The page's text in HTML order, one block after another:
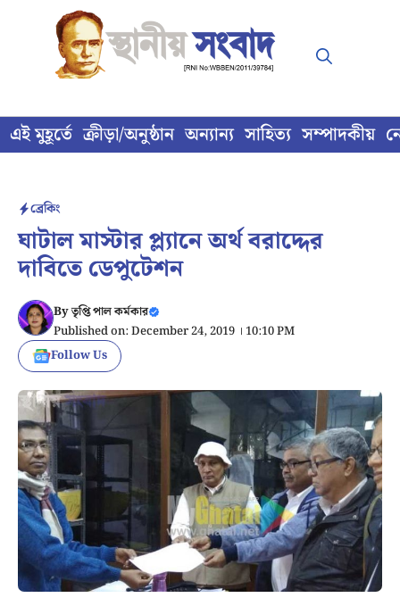
content
এই মুহূর্তে ক্রীড়া/অনুষ্ঠান অন্যান্য সাহিত্য সম্পাদকীয়
ব্রেকিং
ঘাটাল মাস্টার প্ল্যানে অর্থ বরাদ্দের
দাবিতে ডেপুটেশন
Byতৃপ্তি পাল কর্মকার
Published on: December 24, 2019 । 10:10 PM
Follow Us